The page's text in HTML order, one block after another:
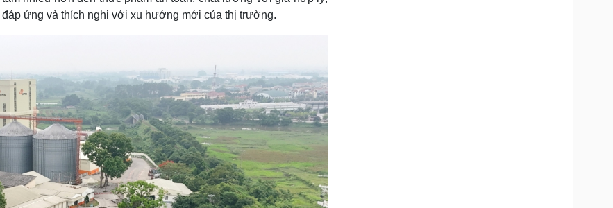
ứng và thích nghi với xu hướng mới của thị trường.